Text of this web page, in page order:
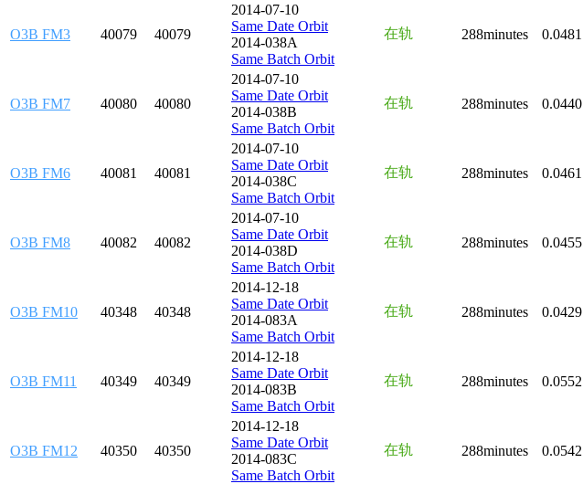
O3B FM3 40079 40079
2014-07-10
Same Date Orbit
2014-038A
Same Batch Orbit
在轨 288minutes 0.0481
O3B FM7 40080 40080
2014-07-10
Same Date Orbit
2014-038B
Same Batch Orbit
在轨 288minutes 0.0440
O3B FM6 40081 40081
2014-07-10
Same Date Orbit
2014-038C
Same Batch Orbit
在轨 288minutes 0.0461
O3B FM8 40082 40082
2014-07-10
Same Date Orbit
2014-038D
Same Batch Orbit
在轨 288minutes 0.0455
O3B FM10 40348 40348
2014-12-18
Same Date Orbit
2014-083A
Same Batch Orbit
在轨 288minutes 0.0429
O3B FM11 40349 40349
2014-12-18
Same Date Orbit
2014-083B
Same Batch Orbit
在轨 288minutes 0.0552
O3B FM12 40350 40350
2014-12-18
Same Date Orbit
2014-083C
Same Batch Orbit
在轨 288minutes 0.0542